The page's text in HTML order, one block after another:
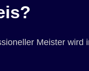
Meister wird